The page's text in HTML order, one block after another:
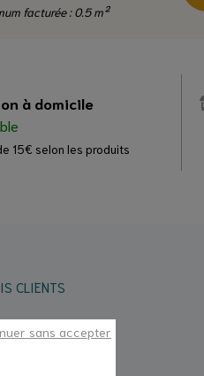
sans accepter
facturée : 0.5 m²
à domicile
15€ selon les produits
CLIENTS
de l'océan.